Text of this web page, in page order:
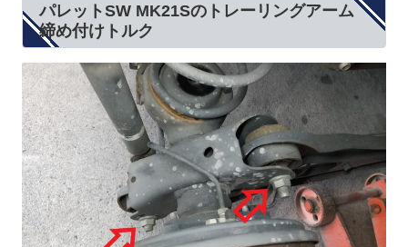
パレットSW MK21Sのトレーリングアーム
締め付けトルク